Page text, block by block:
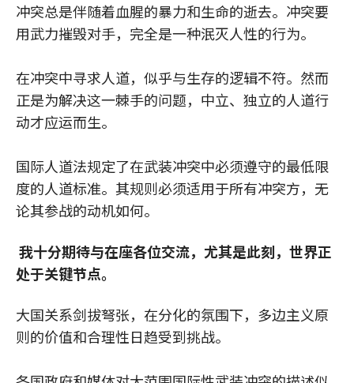
冲突总是伴随着血腥的暴力和生命的逝去。冲突要
用武力摧毁对手，完全是一种泯灭人性的行为。
在冲突中寻求人道，似乎与生存的逻辑不符。然而
正是为解决这一棘手的问题，中立、独立的人道行
动才应运而生。
国际人道法规定了在武装冲突中必须遵守的最低限
度的人道标准。其规则必须适用于所有冲突方，无
论其参战的动机如何。
我十分期待与在座各位交流，尤其是此刻，世界正
处于关键节点。
大国关系剑拔弩张，在分化的氛围下，多边主义原
则的价值和合理性日趋受到挑战。